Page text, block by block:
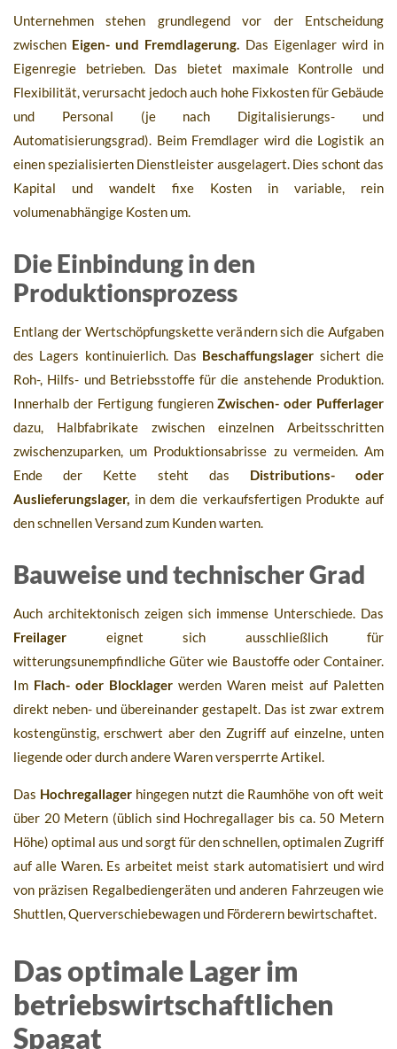
Unternehmen stehen grundlegend vor der Entscheidung
zwischen Eigen- und Fremdlagerung. Das Eigenlager wird in
Eigenregie betrieben. Das bietet maximale Kontrolle und
Flexibilität, verursacht jedoch auch hohe Fixkosten für Gebäude
und Personal (je nach Digitalisierungs- und
Automatisierungsgrad). Beim Fremdlager wird die Logistik an
einen spezialisierten Dienstleister ausgelagert. Dies schont das
Kapital und wandelt fixe Kosten in variable, rein
volumenabhängige Kosten um.
Die Einbindung in den
Produktionsprozess
Entlang der Wertschöpfungskette verändern sich die Aufgaben
des Lagers kontinuierlich. Das Beschaffungslager sichert die
Roh-, Hilfs- und Betriebsstoffe für die anstehende Produktion.
Innerhalb der Fertigung fungierenZwischen- oder Pufferlager
dazu, Halbfabrikate zwischen einzelnen Arbeitsschritten
zwischenzuparken, um Produktionsabrisse zu vermeiden. Am
Ende der Kette steht das Distributions- oder
Auslieferungslager, in dem die verkaufsfertigen Produkte auf
den schnellen Versand zum Kunden warten.
Bauweise und technischer Grad
Auch architektonisch zeigen sich immense Unterschiede. Das
Freilager eignet sich ausschließlich für
witterungsunempfindliche Güter wie Baustoffe oder Container.
Im Flach- oder Blocklager werden Waren meist auf Paletten
direkt neben- und übereinander gestapelt. Das ist zwar extrem
kostengünstig, erschwert aber den Zugriff auf einzelne, unten
liegende oder durch andere Waren versperrte Artikel.
Das Hochregallagerhingegen nutzt die Raumhöhe von oft weit
über 20 Metern (üblich sind Hochregallager bis ca. 50 Metern
Höhe) optimal aus und sorgt für den schnellen, optimalen Zugriff
auf alle Waren. Es arbeitet meist stark automatisiert und wird
von präzisen Regalbediengeräten und anderen Fahrzeugen wie
Shuttlen, Querverschiebewagen und Förderern bewirtschaftet.
Das optimale Lager im
betriebswirtschaftlichen
Spagat